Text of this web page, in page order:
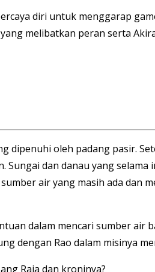
diri untuk menggarap
melibatkan peran serta
dipenuhi oleh padang pasir.
dan danau yang selama
air yang masih ada dan
dalam mencari sumber air
dengan Rao dalam misinya
Raja dan kroninya?